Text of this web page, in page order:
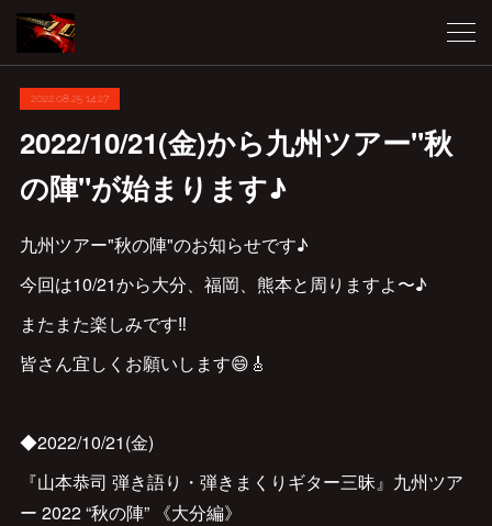
2022.08.25 14:27
2022/10/21(金)から九州ツアー"秋
の陣"が始まります♪
九州ツアー"秋の陣"のお知らせです♪
今回は10/21から大分、福岡、熊本と周りますよ〜♪
またまた楽しみです‼︎
皆さん宜しくお願いします😄🎸
◆2022/10/21(金)
『山本恭司 弾き語り・弾きまくりギター三昧』九州ツア
ー 2022 “秋の陣” 《大分編》